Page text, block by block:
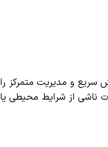
سریع و مدیریت متمرکز را
ناشی از شرایط محیطی یا